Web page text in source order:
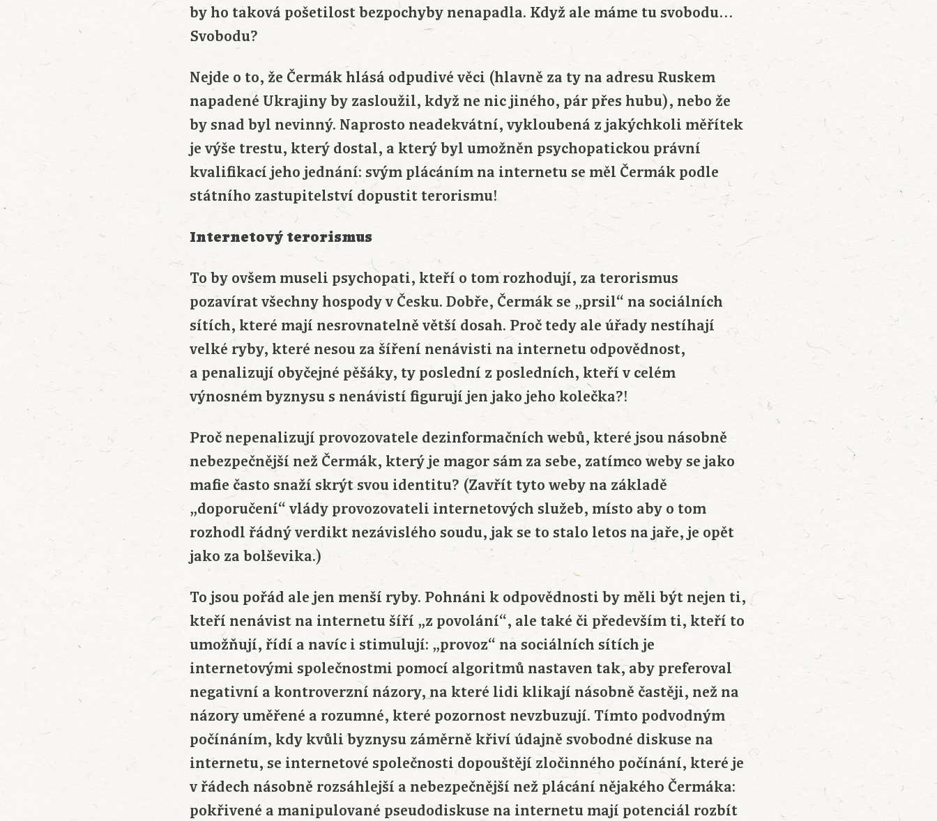
by ho taková pošetilost bezpochyby nenapadla. Když ale máme tu svobodu…
Svobodu?
Nejde o to, že Čermák hlásá odpudivé věci (hlavně za ty na adresu Ruskem
napadené Ukrajiny by zasloužil, když ne nic jiného, pár přes hubu), nebo že
by snad byl nevinný. Naprosto neadekvátní, vykloubená z jakýchkoli měřítek
je výše trestu, který dostal, a který byl umožněn psychopatickou právní
kvalifikací jeho jednání: svým plácáním na internetu se měl Čermák podle
státního zastupitelství dopustit terorismu!
Internetový terorismus
To by ovšem museli psychopati, kteří o tom rozhodují, za terorismus
pozavírat všechny hospody v Česku. Dobře, Čermák se „prsil“ na sociálních
sítích, které mají nesrovnatelně větší dosah. Proč tedy ale úřady nestíhají
velké ryby, které nesou za šíření nenávisti na internetu odpovědnost,
a penalizují obyčejné pěšáky, ty poslední z posledních, kteří v celém
výnosném byznysu s nenávistí figurují jen jako jeho kolečka?!
Proč nepenalizují provozovatele dezinformačních webů, které jsou násobně
nebezpečnější než Čermák, který je magor sám za sebe, zatímco weby se jako
mafie často snaží skrýt svou identitu? (Zavřít tyto weby na základě
„doporučení“ vlády provozovateli internetových služeb, místo aby o tom
rozhodl řádný verdikt nezávislého soudu, jak se to stalo letos na jaře, je opět
jako za bolševika.)
To jsou pořád ale jen menší ryby. Pohnáni k odpovědnosti by měli být nejen ti,
kteří nenávist na internetu šíří „z povolání“, ale také či především ti, kteří to
umožňují, řídí a navíc i stimulují: „provoz“ na sociálních sítích je
internetovými společnostmi pomocí algoritmů nastaven tak, aby preferoval
negativní a kontroverzní názory, na které lidi klikají násobně častěji, než na
názory uměřené a rozumné, které pozornost nevzbuzují. Tímto podvodným
počínáním, kdy kvůli byznysu záměrně křiví údajně svobodné diskuse na
internetu, se internetové společnosti dopouštějí zločinného počínání, které je
v řádech násobně rozsáhlejší a nebezpečnější než plácání nějakého Čermáka:
pokřivené a manipulované pseudodiskuse na internetu mají potenciál rozbít